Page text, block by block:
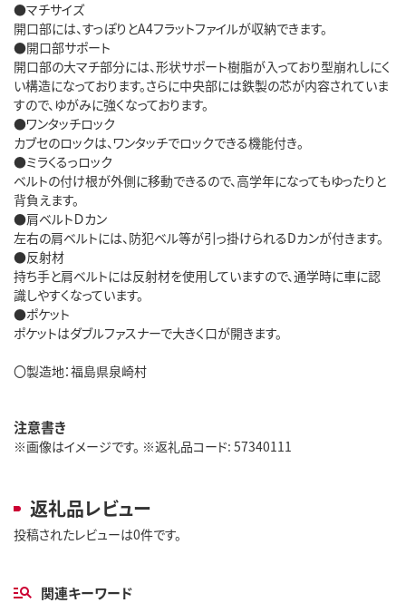
●マチサイズ
開口部には、すっぽりとA4フラットファイルが収納できます。
●開口部サポート
開口部の大マチ部分には、形状サポート樹脂が入っており型崩れしにく
い構造になっております。さらに中央部には鉄製の芯が内容されていま
すので、ゆがみに強くなっております。
●ワンタッチロック
カブセのロックは、ワンタッチでロックできる機能付き。
●ミラくるっロック
ベルトの付け根が外側に移動できるので、高学年になってもゆったりと
背負えます。
●肩ベルトＤカン
左右の肩ベルトには、防犯ベル等が引っ掛けられるDカンが付きます。
●反射材
持ち手と肩ベルトには反射材を使用していますので、通学時に車に認
識しやすくなっています。
●ポケット
ポケットはダブルファスナーで大きく口が開きます。
〇製造地：福島県泉崎村
注意書き
※画像はイメージです。 ※返礼品コード: 57340111
返礼品レビュー
投稿されたレビューは0件です。
関連キーワード